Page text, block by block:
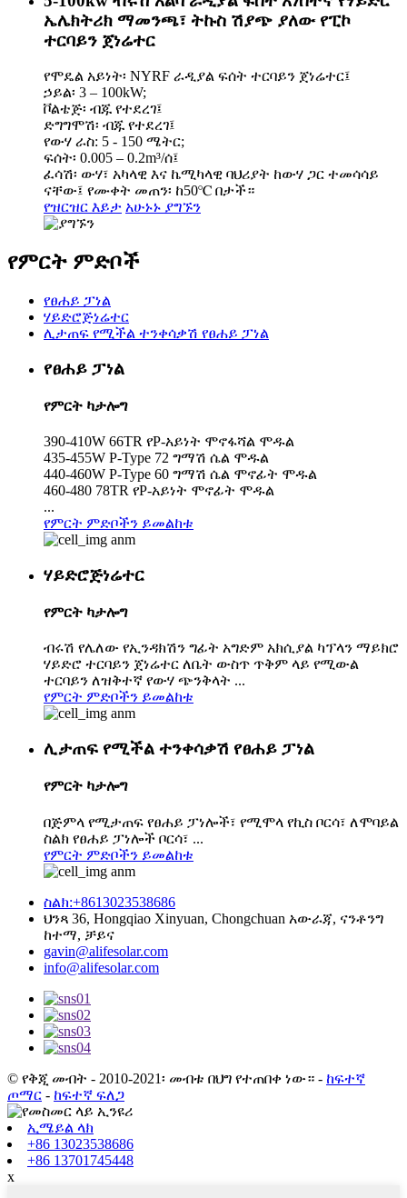
ኤሌክትሪክ ማመንጫ፣ ትኩስ ሽያጭ ያለው የፒኮ
ተርባይን ጀነሬተር
የሞዴል አይነት፡ NYRF ራዲያል ፍሰት ተርባይን ጀነሬተር፤
ኃይል፡ 3 – 100kW;
ቮልቴጅ፡ ብጁ የተደረገ፤
ድግግሞሽ፡ ብጁ የተደረገ፤
የውሃ ራስ: 5 - 150 ሜትር;
ፍሰት፡ 0.005 – 0.2m³/ሰ፤
ፈሳሽ፡ ውሃ፣ አካላዊ እና ኬሚካላዊ ባህሪያት ከውሃ ጋር ተመሳሳይ
ናቸው፤ የሙቀት መጠን፡ ከ50℃ በታች።
የዝርዝር እይታ አሁኑኑ ያግኙን
የምርት ምድቦች
የፀሐይ ፓነል
ሃይድሮጅነሬተር
ሊታጠፍ የሚችል ተንቀሳቃሽ የፀሐይ ፓነል
የፀሐይ ፓነል
የምርት ካታሎግ
390-410W 66TR የP-አይነት ሞኖፋሻል ሞዱል
435-455W P-Type 72 ግማሽ ሴል ሞዱል
440-460W P-Type 60 ግማሽ ሴል ሞኖፊት ሞዱል
460-480 78TR የP-አይነት ሞኖፊት ሞዱል
...
የምርት ምድቦችን ይመልከቱ
ሃይድሮጅነሬተር
የምርት ካታሎግ
ብሩሽ የሌለው የኢንዳክሽን ግፊት አግድም አክሲያል ካፕላን ማይክሮ
ሃይድሮ ተርባይን ጀነሬተር ለቤት ውስጥ ጥቅም ላይ የሚውል
ተርባይን ለዝቅተኛ የውሃ ጭንቅላት ...
የምርት ምድቦችን ይመልከቱ
ሊታጠፍ የሚችል ተንቀሳቃሽ የፀሐይ ፓነል
የምርት ካታሎግ
በጅምላ የሚታጠፍ የፀሐይ ፓነሎች፣ የሚሞላ የኪስ ቦርሳ፣ ለሞባይል
ስልክ የፀሐይ ፓነሎች ቦርሳ፣ ...
የምርት ምድቦችን ይመልከቱ
ስልክ:+8613023538686
ህንጻ 36, Hongqiao Xinyuan, Chongchuan አውራጃ, ናንቶንግ
ከተማ, ቻይና
gavin@alifesolar.com
info@alifesolar.com
© የቅጂ መብት - 2010-2021፡ መብቱ በህግ የተጠበቀ ነው። - ከፍተኛ
ጦማር - ከፍተኛ ፍለጋ
ኢሜይል ላክ
+86 13023538686
+86 13701745448
x